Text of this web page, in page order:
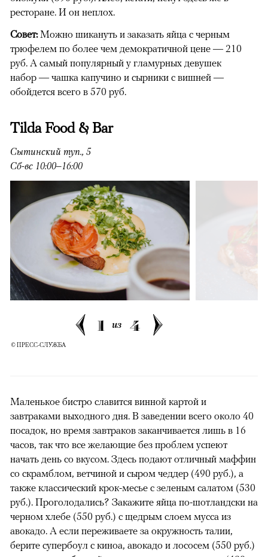
ресторане. И он неплох.
Совет:Можно шикануть и заказать яйца с черным
трюфелем по более чем демократичной цене — 210
руб. А самый популярный у гламурных девушек
набор — чашка капучино и сырники с вишней —
обойдется всего в 570 руб.
Tilda Food & Bar
Сытинский туп., 5
Сб-вс 10:00–16:00
1 из 4
© ПРЕСС-СЛУЖБА
Маленькое бистро славится винной картой и
завтраками выходного дня. В заведении всего около 40
посадок, но время завтраков заканчивается лишь в 16
часов, так что все желающие без проблем успеют
начать день со вкусом. Здесь подают отличный маффин
со скрамблом, ветчиной и сыром чеддер (490 руб.), а
также классический крок-месье с зеленым салатом (530
руб.). Проголодались? Закажите яйца по-шотландски на
черном хлебе (550 руб.) с щедрым слоем мусса из
авокадо. А если переживаете за окружность талии,
берите супербоул с киноа, авокадо и лососем (550 руб.)